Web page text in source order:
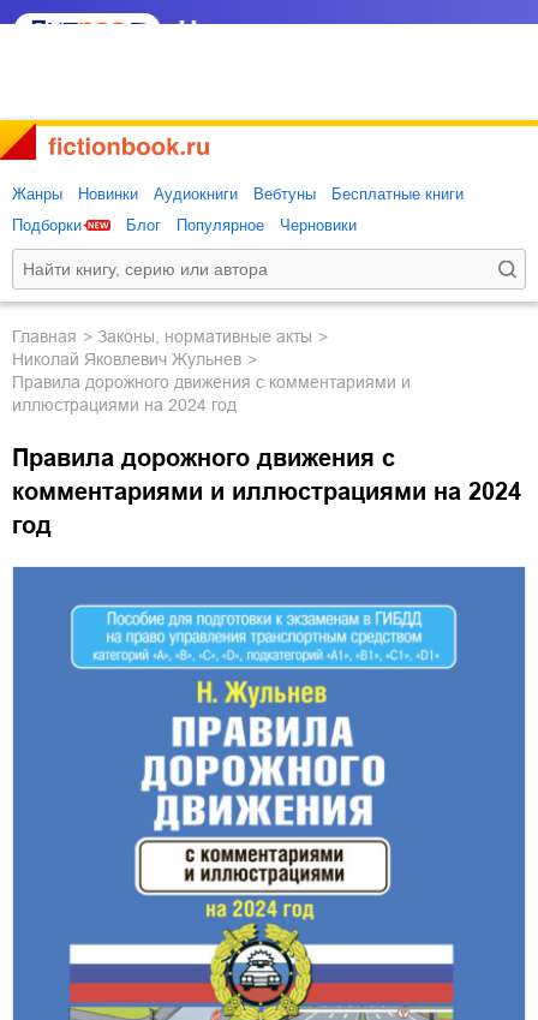
Жанры Новинки Аудиокниги Вебтуны
Бесплатные книги
Подборки
Блог Популярное Черновики
Главная
законы, нормативные акты
Николай Яковлевич Жульнев
Правила дорожного движения с комментариями и
иллюстрациями на 2024 год
Правила дорожного движения с
комментариями и иллюстрациями на 2024
год